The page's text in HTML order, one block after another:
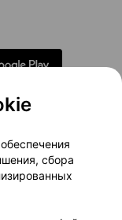
маркетинг
сбора